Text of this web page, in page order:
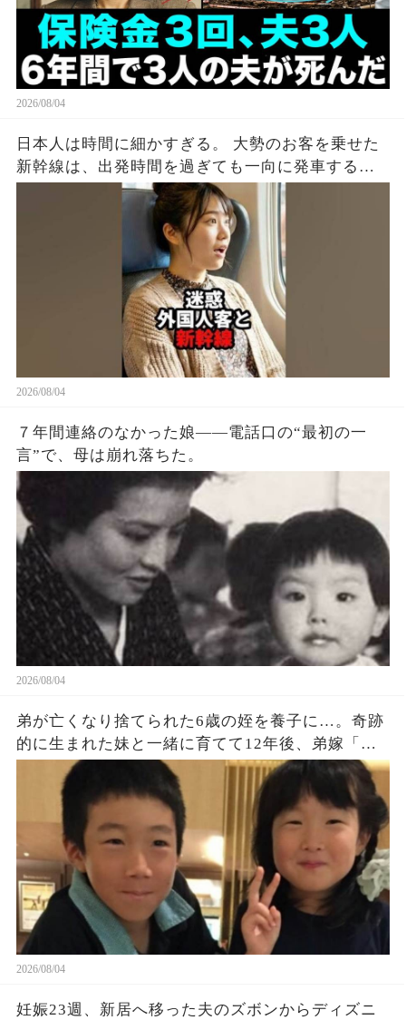
2026/08/04
日本人は時間に細かすぎる。 大勢のお客を乗せた
新幹線は、出発時間を過ぎても一向に発車する気
配がない。 グリーン車のドアを見ると、外国人の
男がスーツケースをドアに挟んでいた。 ドアは閉
まらず、警告音だけが鳴り続ける。 周りの空気が
ピリつく中、若い女性が声をかけた。 「すみませ
ん、ドアに荷物を挟まないでください。 出発でき
ないじゃないですか？」 男は平然と言った。 「駅
弁を買いに行ってくるんだ。 こうしておけばドア
が閉まらないだろう」 「もう出発時間は過ぎてい
て、みんな困っています」 男は鼻で笑った。 「少
しぐらい遅れてもいいだろう。 わざわざ日本に観
然のことだろう。 俺の国では電車が遅れるのが当
たり前だ。 日本人は時間に細かすぎる」 そう言っ
て、男は駅の売店に駅弁を買いに行ってしまっ
た。 女性は呆れて席に戻ると（続）
2026/08/04
７年間連絡のなかった娘——電話口の“最初の一
言”で、母は崩れ落ちた。
2026/08/04
弟が亡くなり捨てられた6歳の姪を養子に…。奇跡
的に生まれた妹と一緒に育てて12年後、弟嫁「ず
っと会いたかったわ‼」「…誰この人？」→発狂す
る弟嫁に天罰がｗ
2026/08/04
妊娠23週、新居へ移った夫のズボンからディズニ